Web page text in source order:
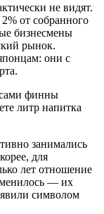
не видят.
от собранного
бизнесмены
рынок.
они с
финны
литр напитка
занимались
для
лет отношение
— их
символом